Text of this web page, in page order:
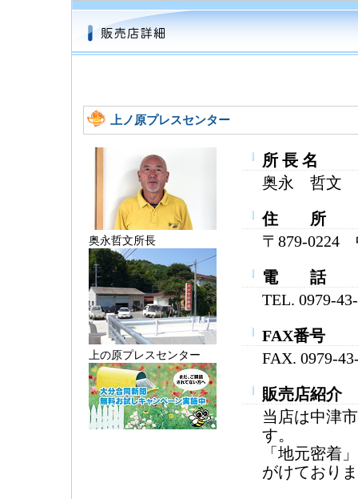
上ノ原プレスセンター
奥永哲文所長
上の原プレスセンター
所 長 名
奥永 哲文
住 所
〒879-
電 話
TEL. 0979-
FAX番号
FAX. 0979-
販売店紹介
当店は中津
す。
「地元密着
がけており